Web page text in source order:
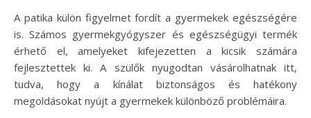
A patika külön figyelmet fordít a gyermekek egészségére
is. Számos gyermekgyógyszer és egészségügyi termék
érhető el, amelyeket kifejezetten a kicsik számára
fejlesztettek ki. A szülők nyugodtan vásárolhatnak itt,
tudva, hogy a kínálat biztonságos és hatékony
megoldásokat nyújt a gyermekek különböző problémáira.